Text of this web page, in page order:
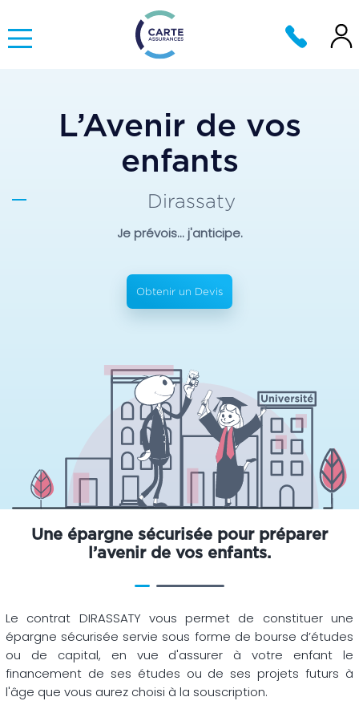
L’Avenir de vos
enfants
Dirassaty
Je prévois... j'anticipe.
Obtenir un Devis
Une épargne sécurisée pour préparer
l’avenir de vos enfants.
Le contrat DIRASSATY vous permet de constituer une
épargne sécurisée servie sous forme de bourse d’études
ou de capital, en vue d'assurer à votre enfant le
financement de ses études ou de ses projets futurs à
l'âge que vous aurez choisi à la souscription.